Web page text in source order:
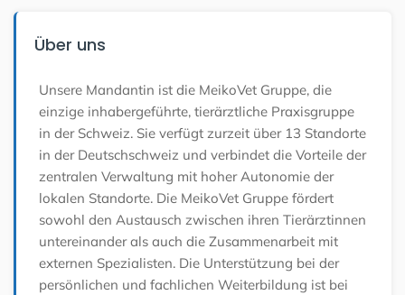
Über uns
Unsere Mandantin ist die MeikoVet Gruppe, die
einzige inhabergeführte, tierärztliche Praxisgruppe
in der Schweiz. Sie verfügt zurzeit über 13 Standorte
in der Deutschschweiz und verbindet die Vorteile der
zentralen Verwaltung mit hoher Autonomie der
lokalen Standorte. Die MeikoVet Gruppe fördert
sowohl den Austausch zwischen ihren Tierärztinnen
untereinander als auch die Zusammenarbeit mit
externen Spezialisten. Die Unterstützung bei der
persönlichen und fachlichen Weiterbildung ist bei